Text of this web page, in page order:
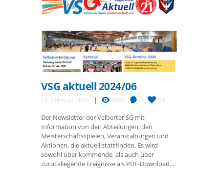
VSG aktuell 2024/06
11. Februar 2024 6937 0 18
Der Newsletter der Velberter SG mit
Information von den Abteilungen, den
Meisterschaftsspielen, Veranstaltungen und
Aktionen, die aktuell stattfinden. Es wird
sowohl über kommende, als auch über
zurückliegende Ereignisse als PDF-Download...